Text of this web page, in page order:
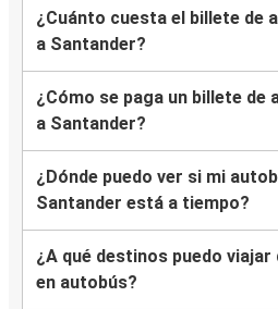
¿Cuánto cuesta el billete de
a Santander?
¿Cómo se paga un billete de
a Santander?
¿Dónde puedo ver si mi
Santander está a tiempo?
¿A qué destinos puedo viajar
en autobús?